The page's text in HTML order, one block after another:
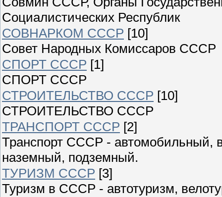
Социалистических Республик
СОВНАРКОМ СССР [10]
Совет Народных Комиссаров СССР
СПОРТ СССР [1]
СПОРТ СССР
СТРОИТЕЛЬСТВО СССР [10]
СТРОИТЕЛЬСТВО СССР
ТРАНСПОРТ СССР [2]
Транспорт СССР - автомобильный,
наземный, подземный.
ТУРИЗМ СССР [3]
Туризм в СССР - автотуризм,